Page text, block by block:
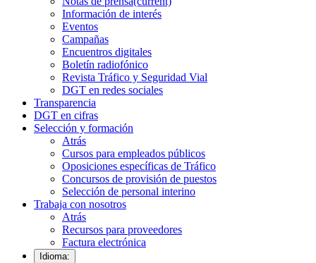
Información de interés
Eventos
Campañas
Encuentros digitales
Boletín radiofónico
Revista Tráfico y Seguridad Vial
DGT en redes sociales
Transparencia
DGT en cifras
Selección y formación
Atrás
Cursos para empleados públicos
Oposiciones específicas de Tráfico
Concursos de provisión de puestos
Selección de personal interino
Trabaja con nosotros
Atrás
Recursos para proveedores
Factura electrónica
Idioma: